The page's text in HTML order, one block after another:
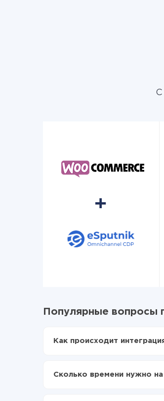
С
Популярные вопросы
Как происходит
Включаете автообновление
Сколько времени нужно на